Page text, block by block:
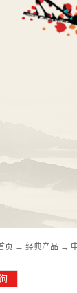
页 → 经典产品 →